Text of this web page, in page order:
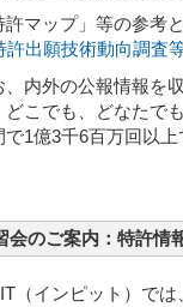
許マップ」等の参考
許出願技術動向調査
、内外の公報情報を
どこでも、どなたで
で1億3千6百万回以上
会のご案内：特許情
（インピット）で